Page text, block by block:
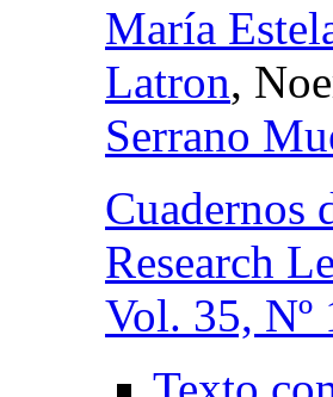
María
Latron,
Serrano
Cuadernos
Research
Vol. 35, Nº